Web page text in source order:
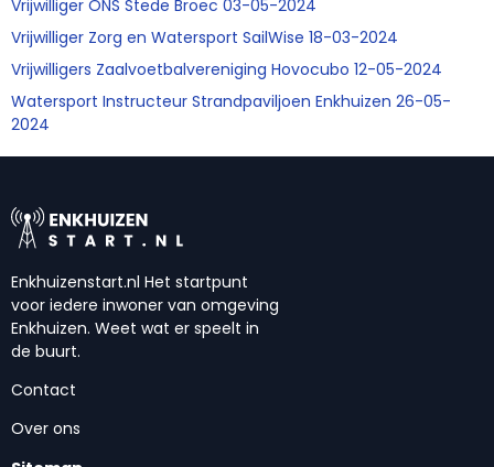
Vrijwilliger ONS Stede Broec 03-05-2024
Vrijwilliger Zorg en Watersport SailWise 18-03-2024
Vrijwilligers Zaalvoetbalvereniging Hovocubo 12-05-2024
Watersport Instructeur Strandpaviljoen Enkhuizen 26-05-
2024
Enkhuizenstart.nl Het startpunt
voor iedere inwoner van omgeving
Enkhuizen. Weet wat er speelt in
de buurt.
Contact
Over ons